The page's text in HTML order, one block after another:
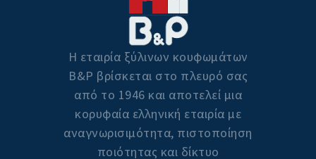
Η εταιρία ξύλινων κουφωμάτων
Β&P βρίσκεται στο πλευρό σας
από το 1946 και αποτελεί μια
κορυφαία ελληνική εταιρία με
αναγνωρισιμότητα, πιστοποίηση
ποιότητας και δίκτυο